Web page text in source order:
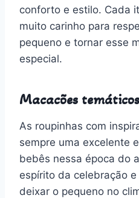
conforto e estilo. Cada
muito carinho para
pequeno e tornar esse
especial.
Macacões temáticos
As roupinhas com
sempre uma excelente
bebês nessa época do
espírito da celebração
deixar o pequeno no